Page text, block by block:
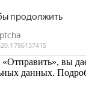
вы
данных.